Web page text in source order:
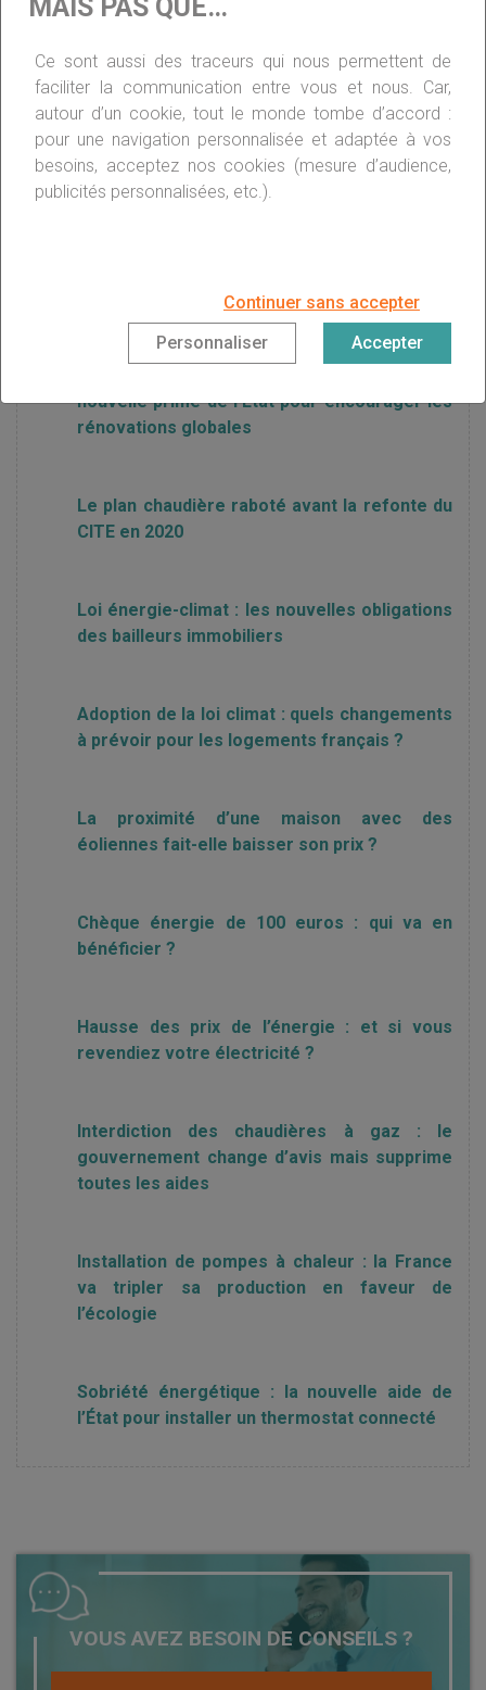
Des aides pour remplacer sa chaudière au
fioul
Chèque énergie : quelles nouveautés pour
2019 ?
nouvelle prime de l’Etat pour encourager les
rénovations globales
Le plan chaudière raboté avant la refonte du
CITE en 2020
Loi énergie-climat : les nouvelles obligations
des bailleurs immobiliers
Adoption de la loi climat : quels changements
à prévoir pour les logements français ?
La proximité d’une maison avec des
éoliennes fait-elle baisser son prix ?
Chèque énergie de 100 euros : qui va en
bénéficier ?
Hausse des prix de l’énergie : et si vous
revendiez votre électricité ?
Interdiction des chaudières à gaz : le
gouvernement change d’avis mais supprime
toutes les aides
Installation de pompes à chaleur : la France
va tripler sa production en faveur de
l’écologie
Sobriété énergétique : la nouvelle aide de
l’État pour installer un thermostat connecté
VOUS AVEZ BESOIN DE CONSEILS ?
MAIS PAS QUE…
Ce sont aussi des traceurs qui nous permettent de
faciliter la communication entre vous et nous. Car,
autour d’un cookie, tout le monde tombe d’accord :
pour une navigation personnalisée et adaptée à vos
besoins, acceptez nos cookies (mesure d’audience,
publicités personnalisées, etc.).
Continuer sans accepter
Personnaliser
Accepter